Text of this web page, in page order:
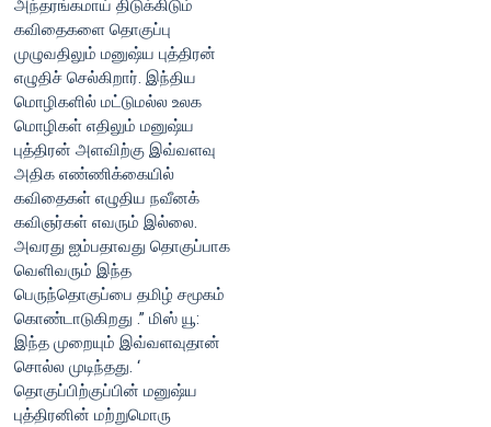
அந்தரங்கமாய் திடுக்கிடும்
கவிதைகளை தொகுப்பு
முழுவதிலும் மனுஷ்ய புத்திரன்
எழுதிச் செல்கிறார். இந்திய
மொழிகளில் மட்டுமல்ல உலக
மொழிகள் எதிலும் ‌மனுஷ்ய
புத்திரன் அளவிற்கு இவ்வளவு
அதிக எண்ணிக்கையில்
கவிதைகள் எழுதிய நவீனக்
கவிஞர்கள் எவரும் இல்லை.
அவரது ஐம்பதாவது தொகுப்பாக
வெளிவரும் இந்த
பெருந்தொகுப்பை தமிழ் சமூகம்
கொண்டாடுகிறது .” மிஸ் யூ:
இந்த முறையும் இவ்வளவுதான்
சொல்ல முடிந்தது. ‘
தொகுப்பிற்குப்பின் மனுஷ்ய
புத்திரனின் மற்றுமொரு